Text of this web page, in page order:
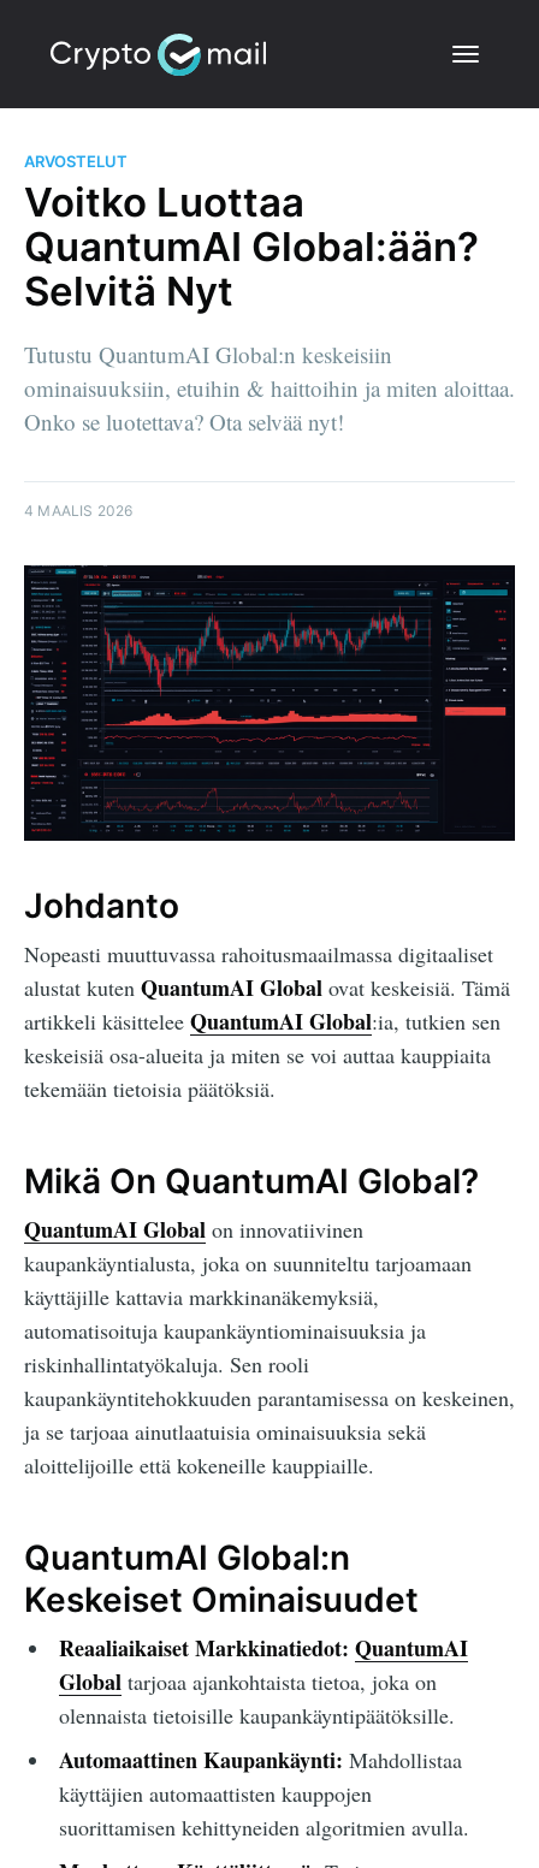
ARVOSTELUT
Voitko Luottaa
QuantumAI Global:ään?
Selvitä Nyt
Tutustu QuantumAI Global:n keskeisiin
ominaisuuksiin, etuihin & haittoihin ja miten aloittaa.
Onko se luotettava? Ota selvää nyt!
4 MAALIS 2026
Johdanto
Nopeasti muuttuvassa rahoitusmaailmassa digitaaliset
alustat kuten QuantumAI Global ovat keskeisiä. Tämä
artikkeli käsittelee QuantumAI Global:ia, tutkien sen
keskeisiä osa-alueita ja miten se voi auttaa kauppiaita
tekemään tietoisia päätöksiä.
Mikä On QuantumAI Global?
QuantumAI Global on innovatiivinen
kaupankäyntialusta, joka on suunniteltu tarjoamaan
käyttäjille kattavia markkinanäkemyksiä,
automatisoituja kaupankäyntiominaisuuksia ja
riskinhallintatyökaluja. Sen rooli
kaupankäyntitehokkuuden parantamisessa on keskeinen,
ja se tarjoaa ainutlaatuisia ominaisuuksia sekä
aloittelijoille että kokeneille kauppiaille.
QuantumAI Global:n
Keskeiset Ominaisuudet
Reaaliaikaiset Markkinatiedot: QuantumAI
Globaltarjoaa ajankohtaista tietoa, joka on
olennaista tietoisille kaupankäyntipäätöksille.
Automaattinen Kaupankäynti: Mahdollistaa
käyttäjien automaattisten kauppojen
suorittamisen kehittyneiden algoritmien avulla.